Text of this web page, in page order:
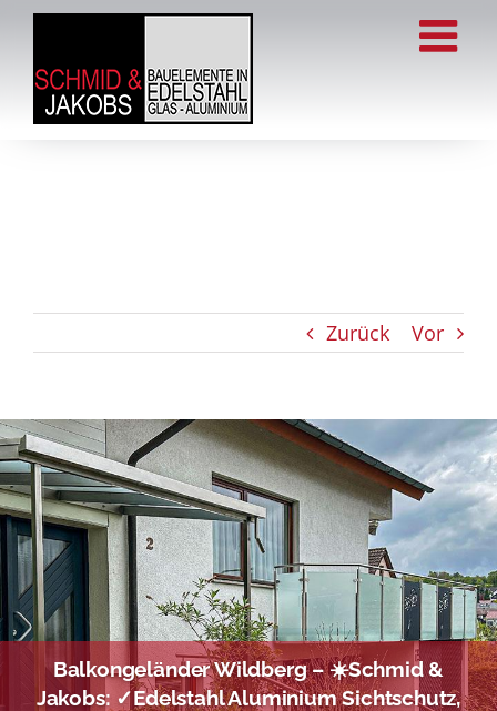
Zum
springen
Zurück Vor
Balkongeländer Wildberg – ☀️Schmid &
Jakobs: ✓Edelstahl Aluminium Sichtschutz,